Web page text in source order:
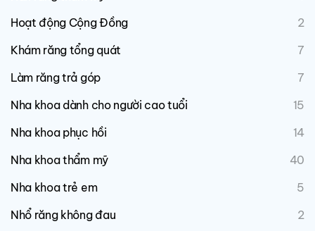
Hoạt động Cộng Đồng
2
Khám răng tổng quát
7
Làm răng trả góp
7
Nha khoa dành cho người cao tuổi
15
Nha khoa phục hồi
14
Nha khoa thẩm mỹ
40
Nha khoa trẻ em
5
Nhổ răng không đau
2